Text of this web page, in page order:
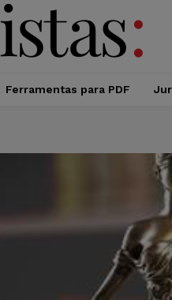
Ferramentas para PDF